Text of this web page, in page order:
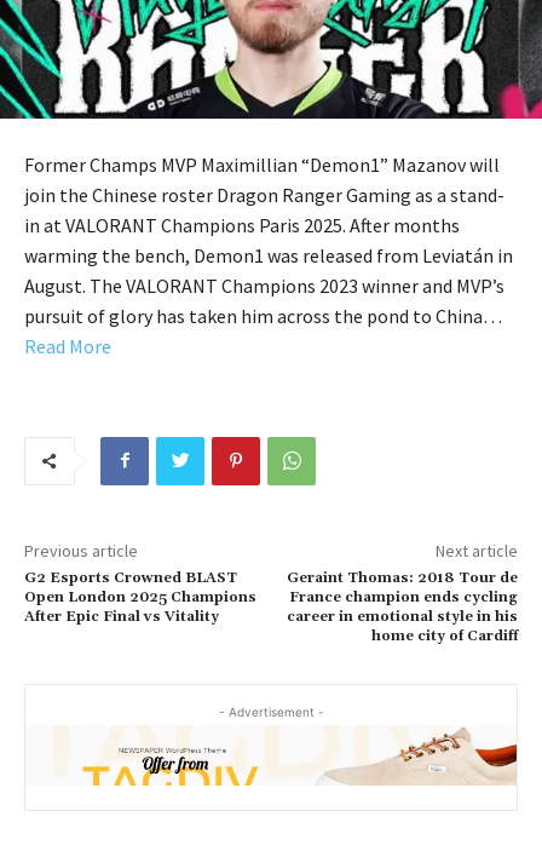
Former Champs MVP Maximillian “Demon1” Mazanov will
join the Chinese roster Dragon Ranger Gaming as a stand-
in at VALORANT Champions Paris 2025. After months
warming the bench, Demon1 was released from Leviatán in
August. The VALORANT Champions 2023 winner and MVP’s
pursuit of glory has taken him across the pond to China…
Read More
Previous article
G2 Esports Crowned BLAST
Open London 2025 Champions
After Epic Final vs Vitality
Next article
Geraint Thomas: 2018 Tour de
France champion ends cycling
career in emotional style in his
home city of Cardiff
- Advertisement -